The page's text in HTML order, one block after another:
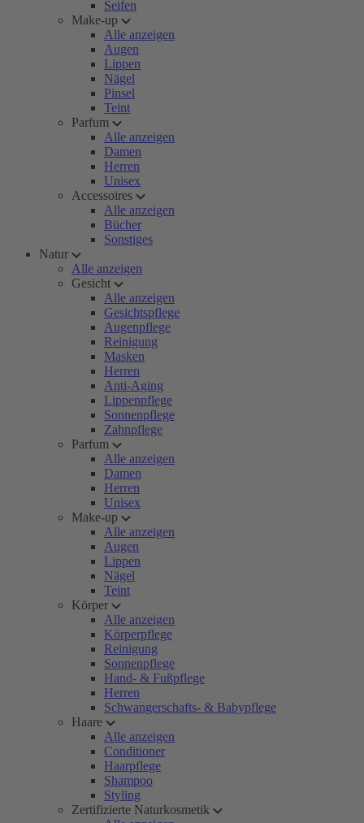
Seifen
Make-up
Alle anzeigen
Augen
Lippen
Nägel
Pinsel
Teint
Parfum
Alle anzeigen
Damen
Herren
Unisex
Accessoires
Alle anzeigen
Bücher
Sonstiges
Natur
Alle anzeigen
Gesicht
Alle anzeigen
Gesichtspflege
Augenpflege
Reinigung
Masken
Herren
Anti-Aging
Lippenpflege
Sonnenpflege
Zahnpflege
Parfum
Alle anzeigen
Damen
Herren
Unisex
Make-up
Alle anzeigen
Augen
Lippen
Nägel
Teint
Körper
Alle anzeigen
Körperpflege
Reinigung
Sonnenpflege
Hand- & Fußpflege
Herren
Schwangerschafts- & Babypflege
Haare
Alle anzeigen
Conditioner
Haarpflege
Shampoo
Styling
Zertifizierte Naturkosmetik